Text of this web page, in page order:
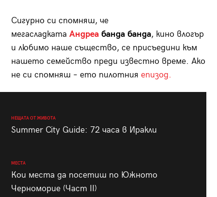
Сигурно си спомняш, че
мегасладката Андреабанда банда, кино влогър
и любимо наше същество, се присъедини към
нашето семейство преди известно време. Ако
не си спомняш – ето пилотния епизод.
НЕЩАТА ОТ ЖИВОТА
Summer City Guide: 72 часа в Иракли
МЕСТА
Кои места да посетиш по Южното
Черноморие (Част II)